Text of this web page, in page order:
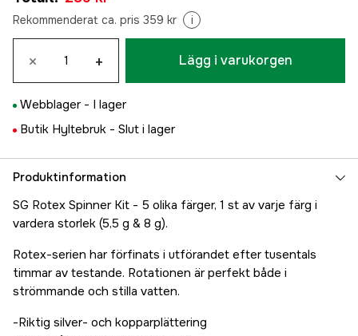
Rekommenderat ca. pris 359 kr i
× + Lägg i varukorgen
Webblager - I lager
Butik Hyltebruk - Slut i lager
Produktinformation
SG Rotex Spinner Kit - 5 olika färger, 1 st av varje färg i
vardera storlek (5,5 g & 8 g).
Rotex-serien har förfinats i utförandet efter tusentals
timmar av testande. Rotationen är perfekt både i
strömmande och stilla vatten.
-Riktig silver- och kopparplättering